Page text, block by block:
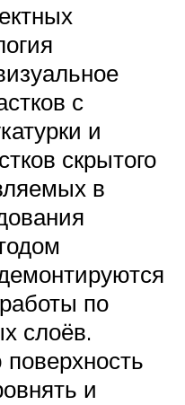
с
и
скрытого
в
по
слоёв.
и